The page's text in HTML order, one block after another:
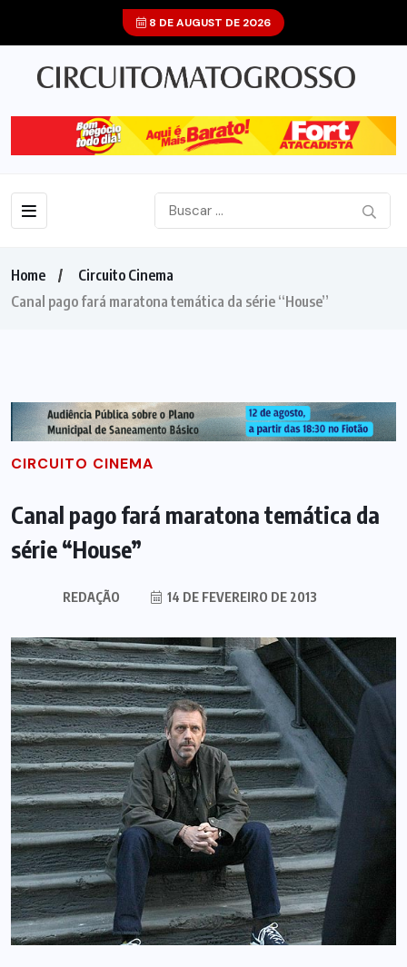
8 DE AUGUST DE 2026
Home
Circuito Cinema
Canal pago fará maratona temática da série “House”
CIRCUITO CINEMA
Canal pago fará maratona temática da
série “House”
REDAÇÃO 14 DE FEVEREIRO DE 2013